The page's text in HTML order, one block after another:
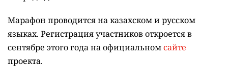
Марафон проводится на казахском и русском
языках. Регистрация участников откроется в
сентябре этого года на официальномсайте
проекта.